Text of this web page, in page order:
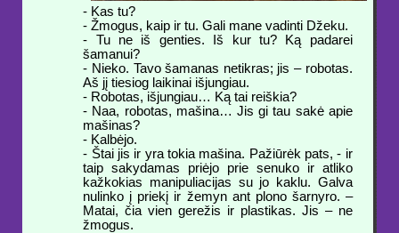
- Kas tu?
- Žmogus, kaip ir tu. Gali mane vadinti Džeku.
- Tu ne iš genties. Iš kur tu? Ką padarei
šamanui?
- Nieko. Tavo šamanas netikras; jis – robotas.
Aš jį tiesiog laikinai išjungiau.
- Robotas, išjungiau… Ką tai reiškia?
- Naa, robotas, mašina… Jis gi tau sakė apie
mašinas?
- Kalbėjo.
- Štai jis ir yra tokia mašina. Pažiūrėk pats, - ir
taip sakydamas priėjo prie senuko ir atliko
kažkokias manipuliacijas su jo kaklu. Galva
nulinko į priekį ir žemyn ant plono šarnyro. –
Matai, čia vien gerežis ir plastikas. Jis – ne
žmogus.